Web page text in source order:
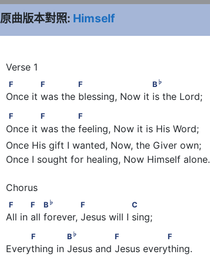
原曲版本對照: Himself
F             F             F                      B
F F F B ♭
Once it was the blessing, Now it is the Lord;
F             F             F
F F F
Once it was the feeling, Now it is His Word;
Once His gift I wanted, Now, the Giver own;
Once I sought for healing, Now Himself alone.
F            F         B♭ F                  C
F F B ♭ F C
All in all forever, Jesus will I sing;
F              B ♭ F                F
F B ♭ F F
Everything in Jesus and Jesus everything.